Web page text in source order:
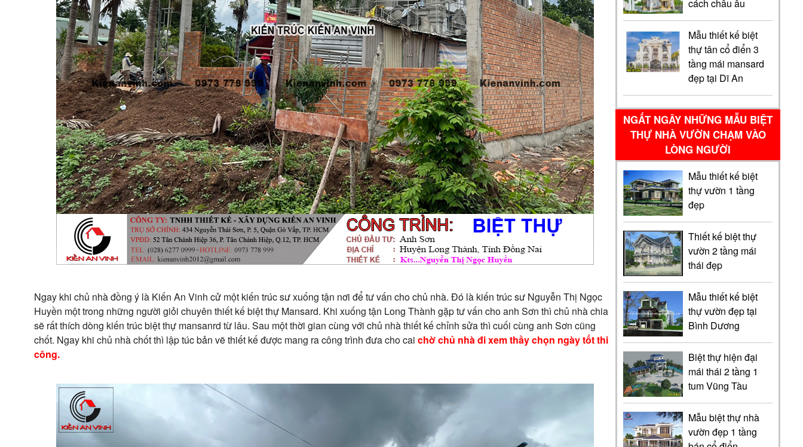
cách châu âu
Mẫu thiết kế biệt
thự tân cổ điển 3
tầng mái mansard
đẹp tại Dĩ An
NGẤT NGÂY NHỮNG MẪU BIỆT
THỰ NHÀ VƯỜN CHẠM VÀO
LÒNG NGƯỜI
Mẫu thiết kế biệt
thự vườn 1 tầng
đẹp
Thiết kế biệt thự
vườn 2 tầng mái
thái đẹp
Mẫu thiết kế biệt
thự vườn đẹp tại
Bình Dương
Biệt thự hiện đại
mái thái 2 tầng 1
tum Vũng Tàu
Mẫu biệt thự nhà
vườn đẹp 1 tầng
Ngay khi chủ nhà đồng ý là Kiến An Vinh cử một kiến trúc sư xuống tận nơi để tư vấn cho chủ nhà. Đó là kiến trúc sư Nguyễn Thị Ngọc
Huyền một trong những người giỏi chuyên thiết kế biệt thự Mansard. Khi xuống tận Long Thành gặp tư vấn cho anh Sơn thì chủ nhà chia
sẽ rất thích dòng kiến trúc biệt thự mansanrd từ lâu. Sau một thời gian cùng với chủ nhà thiết kế chỉnh sửa thì cuối cùng anh Sơn cũng
chốt. Ngay khi chủ nhà chốt thì lập túc bản vẽ thiết kế được mang ra công trình đưa cho caichờ chủ nhà đi xem thầy chọn ngày tốt thi
công.